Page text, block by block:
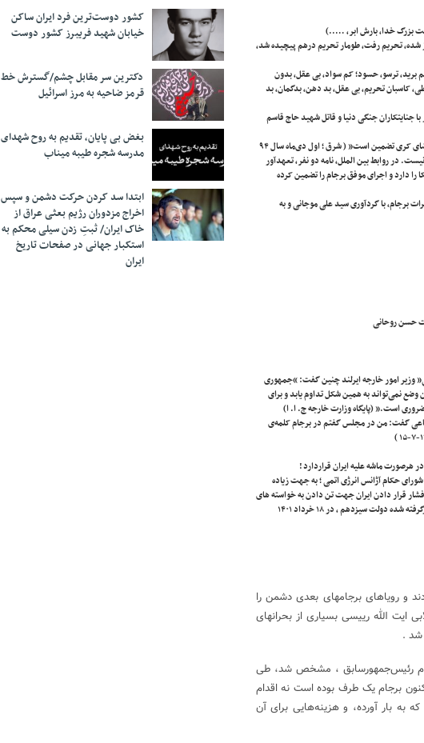
تحریم رفت، طومار تحریم درهم پیچیده شد،
ترسو، حسود؛ کم سواد، بی عقل، بدون
کاسبان تحریم، بی عقل، بد دهن، بدگمان، بد
جنایتکاران جنگی دنیا و قاتل شهید حاج قاسم
تیترهای پرهیاهوی روزنامه های زنجیره ای و دروغگویی به ملت ایران ؛ مانند تیتر روزنامه شرق “امضای کری تضمین است” ( شرق ؛ اول دی‌ماه سال ۹۴
در روابط بین الملل، نامه دو نفر، تعهدآور
دارد و اجرای موفق برجام را تضمین کرده
مهر» درخصوص مذاکرات برجام، با گردآوری سید علی موجانی و به
حسن روحانی
۱۲/۱۷ در دیدار،” سایمون کاوونی” وزیر امور خارجه ایرلند چنین گفت: “جمهوری
وضع نمی‌تواند به همین شکل تداوم یابد و برای
گفت: من در مجلس گفتم در برجام کلمه‌ی
ماشه علیه ایران قراردارد !
حکام آژانس انرژی اتمی ؛ به جهت زیاده
قرار دادن ایران جهت تن دادن به خواسته های
نامشروع آنان به بهانه عنوان شده عدم همکاری با آژانس انرژی اتمی ؛ علیرغم سیاست های اصولی بکارگرفته شده دولت سیزدهم ، در ۱۸ خرداد ۱۴۰۱
و رویاهای برجامهای بعدی دشمن را
ایت الله رییسی بسیاری از بحرانهای
شد .
رئیس‌جمهورسابق ، مشخص شد، طی
برجام یک طرف بوده است نه اقدام
به بار آورده، و هزینه‌هایی برای آن
کشور دوست‌ترین فرد ایران ساکن
خیابان شهید فریبرز کشور دوست
دکترین سر مقابل چشم/گسترش خط
قرمز ضاحیه به مرز اسرائیل
بغض بی پایان، تقدیم به روح شهدای
مدرسه شجره طیبه میناب
ابتدا سد کردن حرکت دشمن و سپس
اخراج مزدوران رژیم بعثی عراق از
خاک ایران/ ثبتِ زدن سیلی محکم به
استکبار جهانی در صفحات تاریخ
ایران